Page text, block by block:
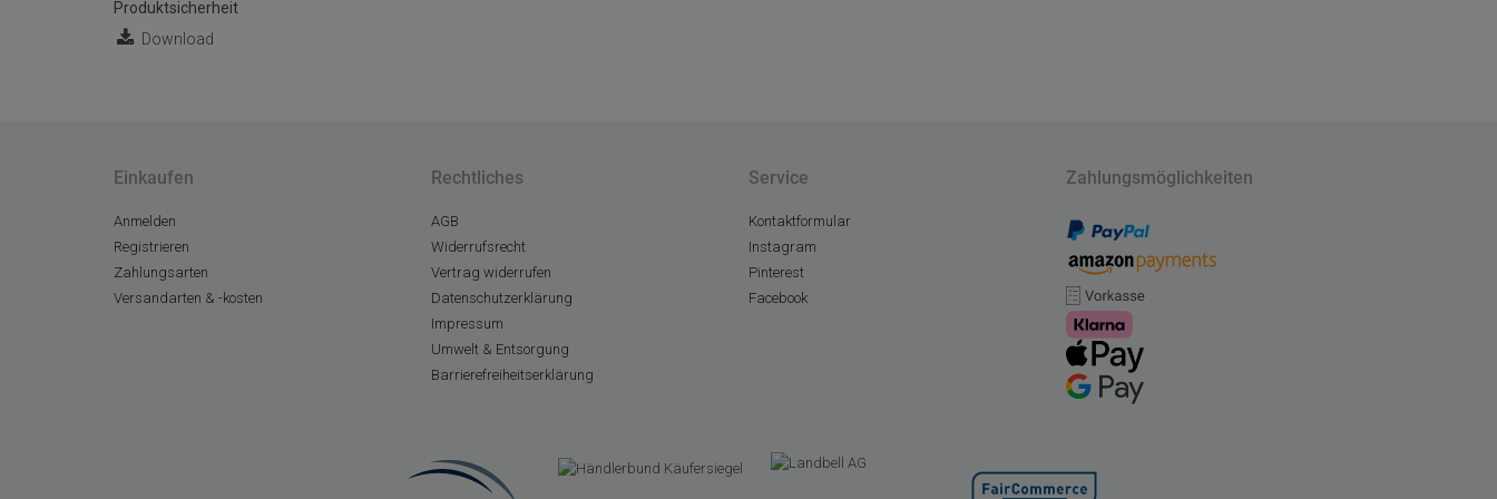
Produktsicherheit
Download
Einkaufen
Anmelden
Registrieren
Zahlungsarten
Versandarten & -kosten
Rechtliches
AGB
Widerrufsrecht
Vertrag widerrufen
Datenschutzerklärung
Impressum
Umwelt & Entsorgung
Barrierefreiheitserklärung
Service
Kontaktformular
Instagram
Pinterest
Facebook
Zahlungsmöglichkeiten